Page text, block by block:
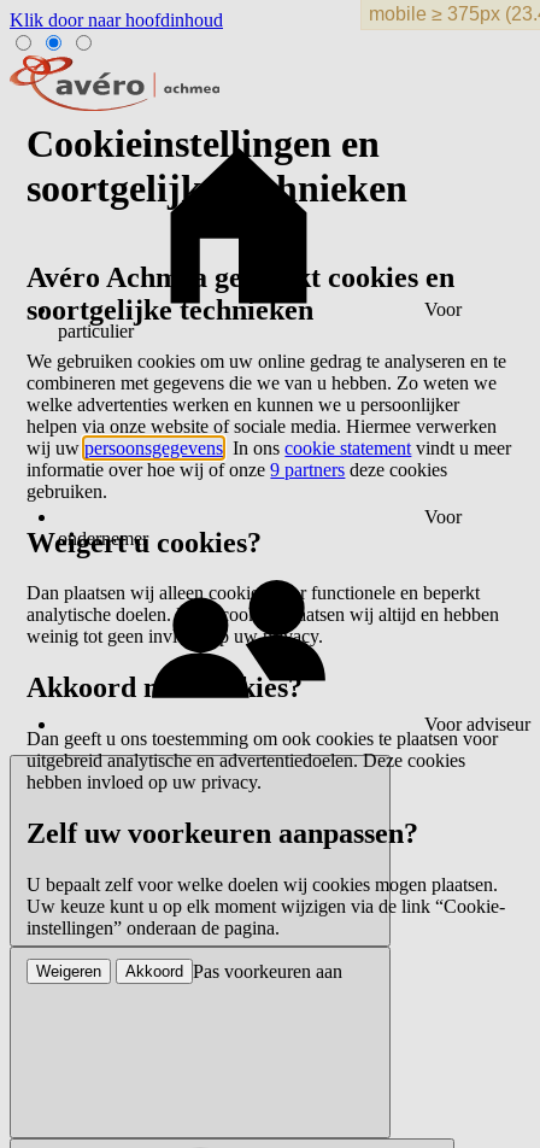
Klik door naar hoofdinhoud
Voor
particulier
Voor
ondernemer
Voor adviseur
Cookieinstellingen en
soortgelijke technieken
Avéro Achmea gebruikt cookies en
soortgelijke technieken
We gebruiken cookies om uw online gedrag te analyseren en te
combineren met gegevens die we van u hebben. Zo weten we
welke advertenties werken en kunnen we u persoonlijker
helpen via onze website of sociale media. Hiermee verwerken
wij uwpersoonsgegevens . In onscookie statement vindt u meer
informatie over hoe wij of onze9 partners deze cookies
gebruiken.
Weigert u cookies?
Dan plaatsen wij alleen cookies voor functionele en beperkt
analytische doelen. Deze cookies plaatsen wij altijd en hebben
weinig tot geen invloed op uw privacy.
Akkoord met cookies?
Dan geeft u ons toestemming om ook cookies te plaatsen voor
uitgebreid analytische en advertentiedoelen. Deze cookies
hebben invloed op uw privacy.
Zelf uw voorkeuren aanpassen?
U bepaalt zelf voor welke doelen wij cookies mogen plaatsen.
Uw keuze kunt u op elk moment wijzigen via de link “Cookie-
instellingen” onderaan de pagina.
Pas voorkeuren aan
Weigeren Akkoord